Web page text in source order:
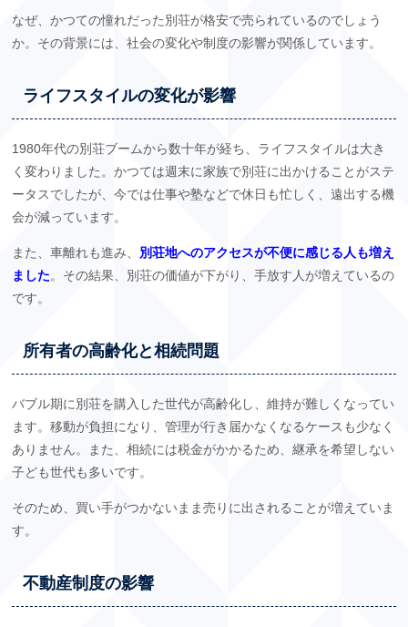
なぜ、かつての憧れだった別荘が格安で売られているのでしょう
か。その背景には、社会の変化や制度の影響が関係しています。
ライフスタイルの変化が影響
1980年代の別荘ブームから数十年が経ち、ライフスタイルは大き
く変わりました。かつては週末に家族で別荘に出かけることがステ
ータスでしたが、今では仕事や塾などで休日も忙しく、遠出する機
会が減っています。
また、車離れも進み、 別荘地へのアクセスが不便に感じる人も増え
ました。その結果、別荘の価値が下がり、手放す人が増えているの
です。
所有者の高齢化と相続問題
バブル期に別荘を購入した世代が高齢化し、維持が難しくなってい
ます。移動が負担になり、管理が行き届かなくなるケースも少なく
ありません。また、相続には税金がかかるため、継承を希望しない
子ども世代も多いです。
そのため、買い手がつかないまま売りに出されることが増えていま
す。
不動産制度の影響